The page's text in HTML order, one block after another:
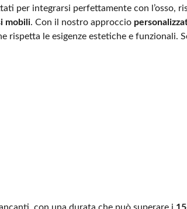
per integrarsi perfettamente con
mobili. Con il nostro approccio
le esigenze estetiche e funzionali.
con una durata che può superare i